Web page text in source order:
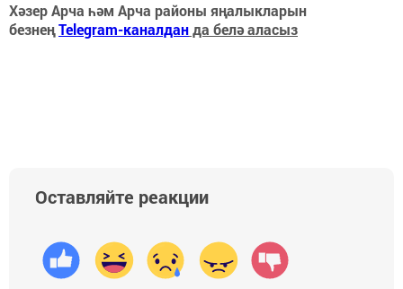
Хәзер Арча һәм Арча районы яңалыкларын
безнеңTelegram-каналданда белә аласыз
Оставляйте реакции